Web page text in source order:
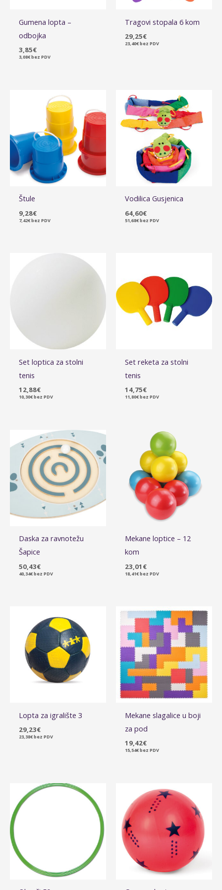
Gumena lopta –
odbojka
3,85€
3,08€bez PDV
Tragovi stopala 6 kom
29,25€
23,40€bez PDV
Štule
9,28€
7,42€bez PDV
Vodilica Gusjenica
64,60€
51,68€bez PDV
Set loptica za stolni
tenis
12,88€
10,30€bez PDV
Set reketa za stolni
tenis
14,75€
11,80€bez PDV
Daska za ravnotežu
Šapice
50,43€
40,34€bez PDV
Mekane loptice – 12
kom
23,01 €
18,41€bez PDV
Lopta za igralište 3
29,23€
23,38€bez PDV
Mekane slagalice u boji
za pod
19,42€
15,54€bez PDV